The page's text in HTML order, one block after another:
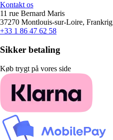
Kontakt os
11 rue Bernard Maris
37270 Montlouis-sur-Loire, Frankrig
+33 1 86 47 62 58
Sikker betaling
Køb trygt på vores side